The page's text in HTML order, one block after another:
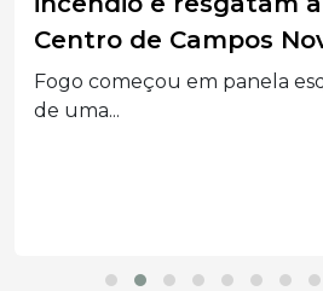
Centro de Campos
Fogo começou em panela
de uma...